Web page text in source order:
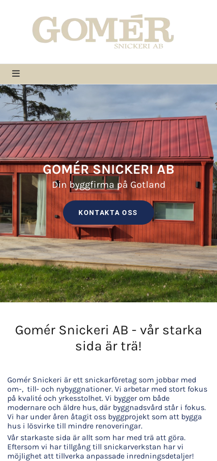
GOMÉR SNICKERI AB
Din byggfirma på Gotland
KONTAKTA OSS
Gomér Snickeri AB - vår starka
sida är trä!
Gomér Snickeri är ett snickarföretag som jobbar med
om-, till- och nybyggnationer. Vi arbetar med stort fokus
på kvalité och yrkesstolhet. Vi bygger om både
modernare och äldre hus, där byggnadsvård står i fokus.
Vi har under åren åtagit oss byggprojekt som att bygga
hus i lösvirke till mindre renoveringar.
Vår starkaste sida är allt som har med trä att göra.
Eftersom vi har tillgång till snickarverkstan har vi
möjlighet att tillverka anpassade inredningsdetaljer!